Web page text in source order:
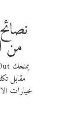
من
مقابل
خيارات